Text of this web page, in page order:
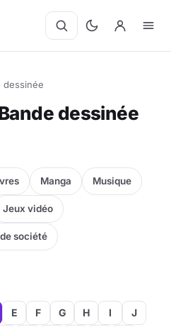
dessinée
dessinée
Manga Musique
Jeux vidéo
société
E F G H I
J